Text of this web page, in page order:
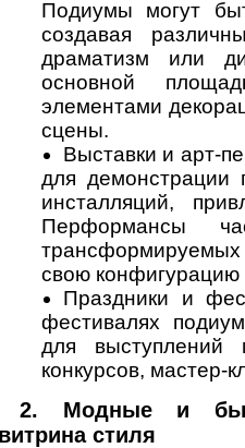
Plate Current (max) 230 mA Plate Dissipation
Подиумы могут
создавая
драматизм или
основной
элементами
сцены.
Выставки и арт-
для демонстрации
инсталляций,
Перформансы
свою конфигурацию
Праздники и
фестивалях
для выступлений
конкурсов, мастер-
2. Модные и
витрина стиля